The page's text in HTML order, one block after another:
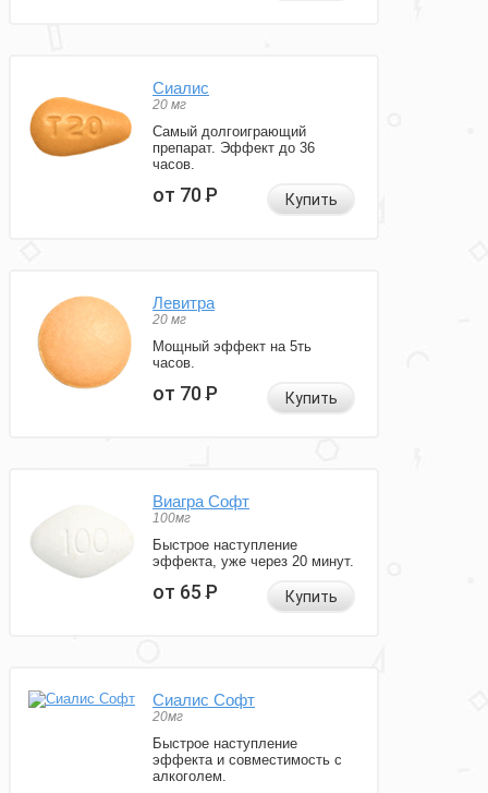
Сиалис
20 мг
Самый долгоиграющий
препарат. Эффект до 36
часов.
от 70Р Купить
Левитра
20 мг
Мощный эффект на 5ть
часов.
от 70Р Купить
Виагра Софт
100мг
Быстрое наступление
эффекта, уже через 20 минут.
от 65Р Купить
Сиалис Софт
20мг
Быстрое наступление
эффекта и совместимость с
алкоголем.